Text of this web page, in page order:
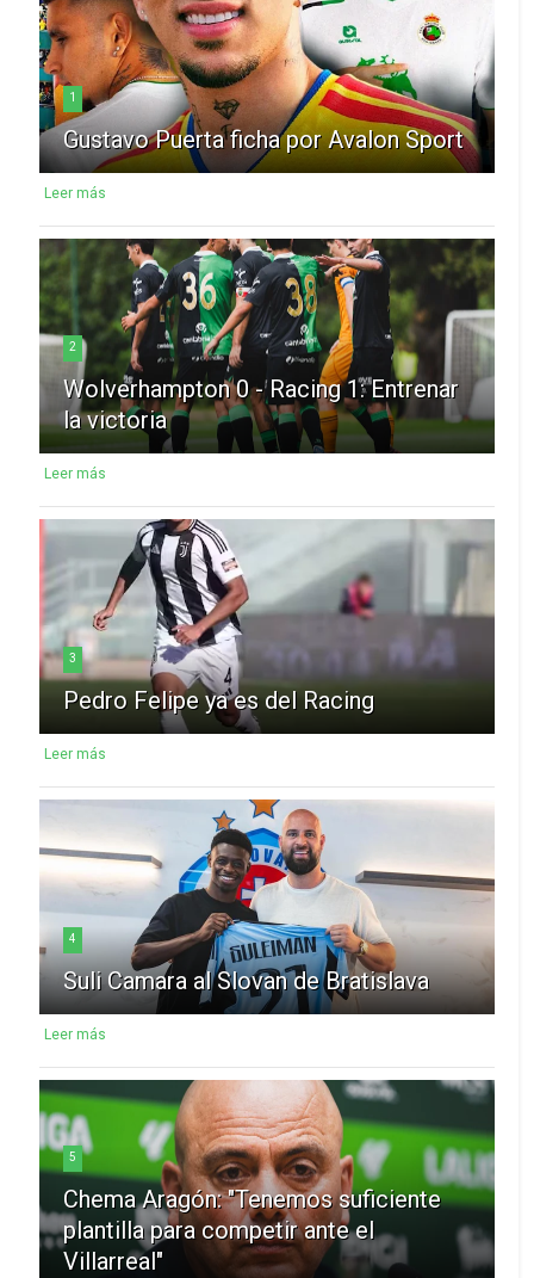
1
Gustavo Puerta ficha por Avalon Sport
Leer más
2
Wolverhampton 0 - Racing 1: Entrenar
la victoria
Leer más
3
Pedro Felipe ya es del Racing
Leer más
4
Suli Camara al Slovan de Bratislava
Leer más
5
Chema Aragón: "Tenemos suficiente
plantilla para competir ante el
Villarreal"